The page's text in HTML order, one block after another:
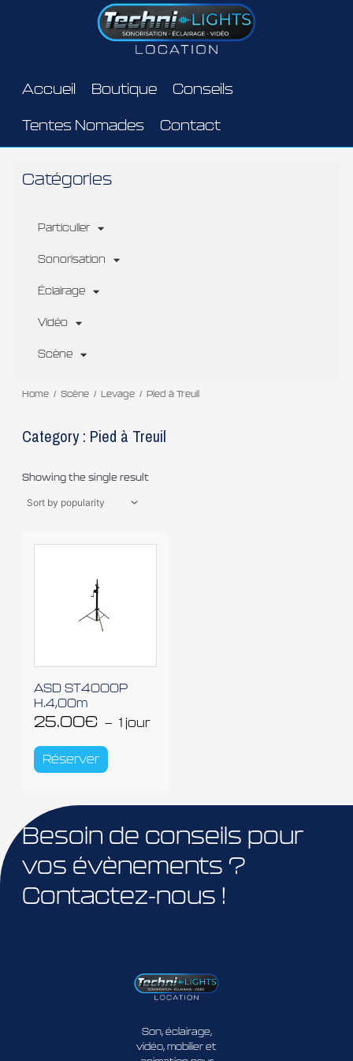
Accueil Boutique Conseils
Tentes Nomades Contact
Catégories
Particulier
Sonorisation
Éclairage
Vidéo
Scène
Home/ Scène/ Levage/ Pied à Treuil
Category : Pied à Treuil
Showing the single result
ASD ST­4000P
H.4,00m
25.00€ 1 jour
Réserver
Besoin de conseils pour
vos évènements ?
Contactez-nous !
Son, éclairage,
vidéo, mobilier et